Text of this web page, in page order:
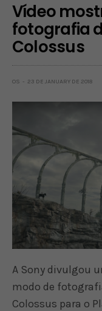
Vídeo
fotografia
Colossus
OS 23 DE JANUARY DE 2018
A Sony divulgou
modo de
Colossus para o